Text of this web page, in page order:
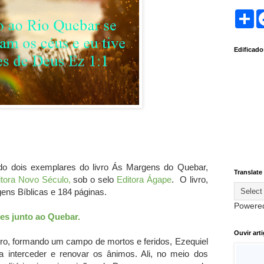
dois exemplares do livro Ás Margens do Quebar,
Novo Século, sob o selo Editora Ágape. O livro,
Bíblicas e 184 páginas.
junto ao Quebar.
formando um campo de mortos e feridos, Ezequiel
interceder e renovar os ânimos. Ali, no meio dos
S
e
Translate
Ouvir